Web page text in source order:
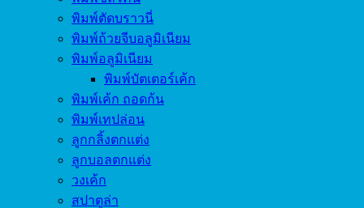
พิมพ์ตัดบราวนี่
พิมพ์ถ้วยจีบอลูมิเนียม
พิมพ์อลูมิเนียม
พิมพ์บัตเตอร์เค้ก
พิมพ์เค้ก ถอดก้น
พิมพ์เทปล่อน
ลูกกลิ้งตกแต่ง
ลูกบอลตกแต่ง
วงเค้ก
สปาตูล่า